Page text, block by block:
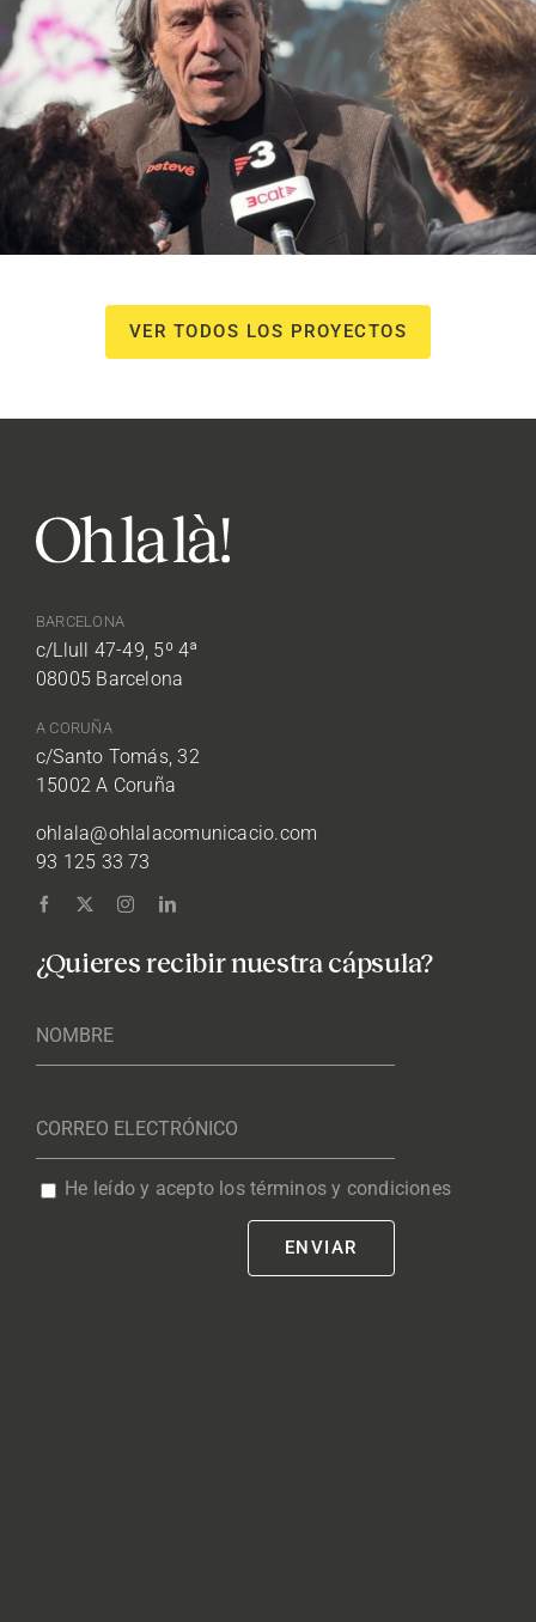
NOU Sentit Urbà
Campañas culturales
Estrategia de
comunicación y PR Estrategia digital y
contenidos
VER TODOS LOS PROYECTOS
BARCELONA
c/Llull 47-49, 5º 4ª
08005 Barcelona
A CORUÑA
c/Santo Tomás, 32
15002 A Coruña
ohlala@ohlalacomunicacio.com
93 125 33 73
¿Quieres recibir nuestra cápsula?
He leído y acepto los términos y condiciones